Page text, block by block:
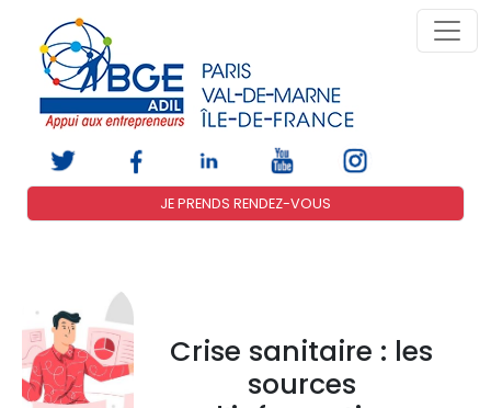
JE PRENDS RENDEZ-VOUS
Crise sanitaire : les
sources